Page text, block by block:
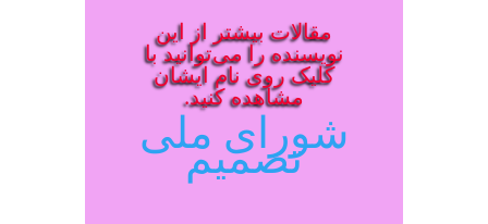
مقالات بیشتر از این
نویسنده را می‌توانید با
کلیک روی نام ایشان
مشاهده کنید.
شورای ملی
تصمیم